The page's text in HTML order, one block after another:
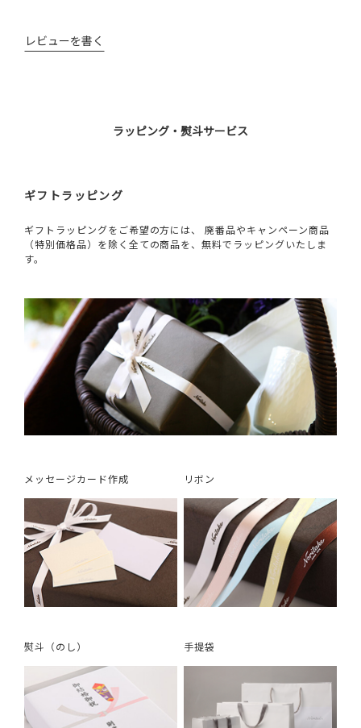
レビューを書く
ラッピング・熨斗サービス
ギフトラッピング
ギフトラッピングをご希望の方には、 廃番品やキャンペーン商品
（特別価格品）を除く全ての商品を、無料でラッピングいたしま
す。
メッセージカード作成 リボン
熨斗（のし） 手提袋